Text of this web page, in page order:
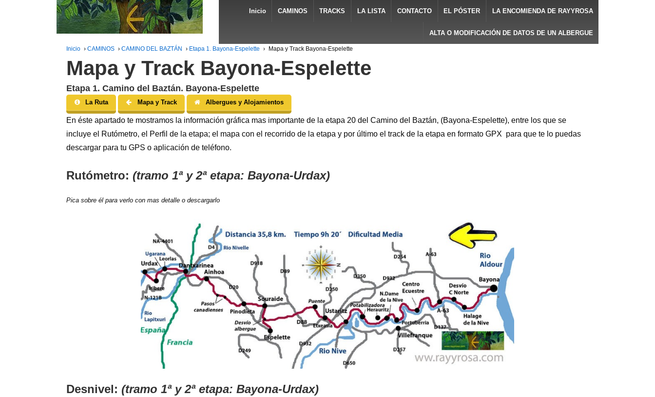
Inicio CAMINOS TRACKS LA LISTA CONTACTO EL PÓSTER LA ENCOMIENDA DE RAYYROSA
ALTA O MODIFICACIÓN DE DATOS DE UN ALBERGUE
Inicio › CAMINOS › CAMINO DEL BAZTÁN › Etapa 1. Bayona-Espelette › Mapa y Track Bayona-Espelette
Mapa y Track Bayona-Espelette
Etapa 1. Camino del Baztán. Bayona-Espelette
La Ruta Mapa y Track Albergues y Alojamientos
En éste apartado te mostramos la información gráfica mas importante de la etapa 20 del Camino del Baztán, (Bayona-Espelette), entre los que se
incluye el Rutómetro, el Perfil de la etapa; el mapa con el recorrido de la etapa y por último el track de la etapa en formato GPX para que te lo puedas
descargar para tu GPS o aplicación de teléfono.
Rutómetro: (tramo 1ª y 2ª etapa: Bayona-Urdax)
Pica sobre él para verlo con mas detalle o descargarlo
Desnivel: (tramo 1ª y 2ª etapa: Bayona-Urdax)